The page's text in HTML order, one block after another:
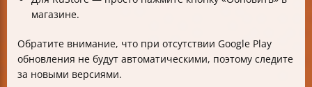
магазине.
Обратите внимание, что при отсутствии Google Play
обновления не будут автоматическими, поэтому следите
за новыми версиями.